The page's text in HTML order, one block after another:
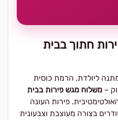
חתוך בבית
ליולדת, הרמת כוסית
– משלוח מגש פירות בבית
פירות העונה
בצורה מעוצבת וצבעונית